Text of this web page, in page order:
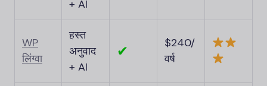
+ AI
WP
लिंग्वा
हस्त
अनुवाद
+ AI
✔
$240/
वर्ष